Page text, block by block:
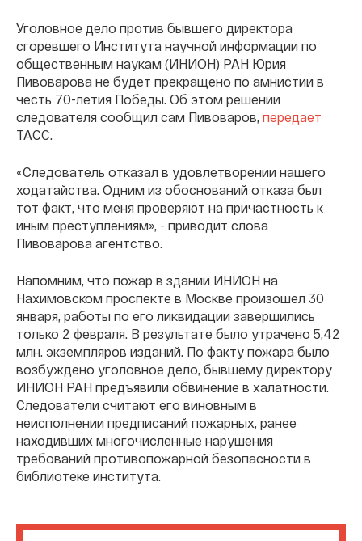
Уголовное дело против бывшего директора
сгоревшего Института научной информации по
общественным наукам (ИНИОН) РАН Юрия
Пивоварова не будет прекращено по амнистии в
честь 70-летия Победы. Об этом решении
следователя сообщил сам Пивоваров, передает
ТАСС.
«Следователь отказал в удовлетворении нашего
ходатайства. Одним из обоснований отказа был
тот факт, что меня проверяют на причастность к
иным преступлениям», - приводит слова
Пивоварова агентство.
Напомним, что пожар в здании ИНИОН на
Нахимовском проспекте в Москве произошел 30
января, работы по его ликвидации завершились
только 2 февраля. В результате было утрачено 5,42
млн. экземпляров изданий. По факту пожара было
возбуждено уголовное дело, бывшему директору
ИНИОН РАН предъявили обвинение в халатности.
Следователи считают его виновным в
неисполнении предписаний пожарных, ранее
находивших многочисленные нарушения
требований противопожарной безопасности в
библиотеке института.